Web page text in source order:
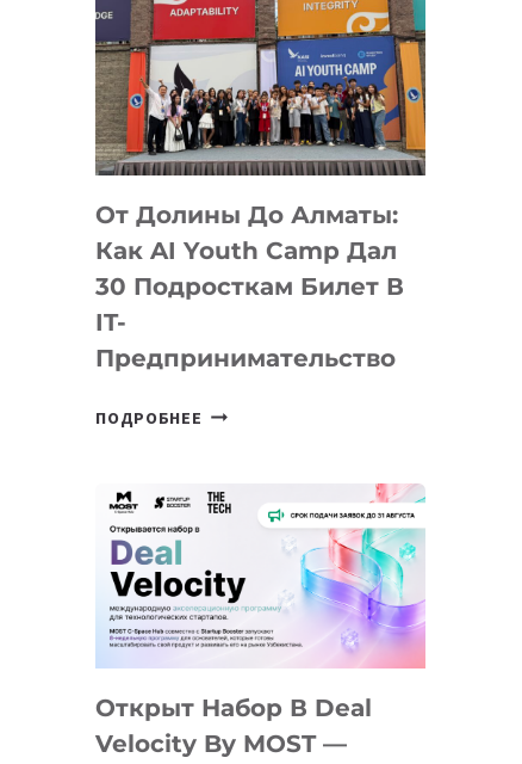
От Долины До Алматы:
Как AI Youth Camp Дал
30 Подросткам Билет В
IT-
Предпринимательство
ПОДРОБНЕЕ ОТ
АЛМАТЫ:
YOUTH
CAMP
ДАЛ
ПОДРОСТКАМ
БИЛЕТ
Открыт Набор В Deal
Velocity By MOST —